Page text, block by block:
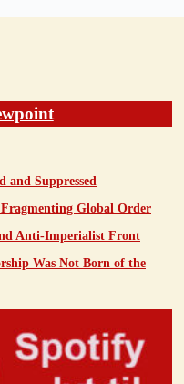
and Suppressed
Global Order
Anti-Imperialist Front
Was Not Born of the